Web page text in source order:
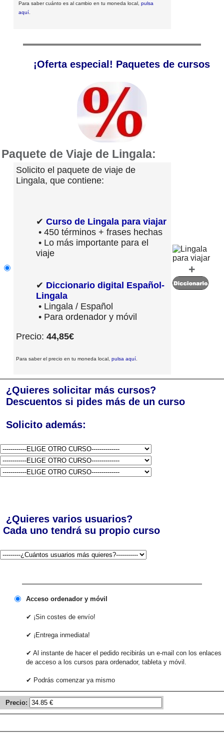
Para saber cuánto es al cambio en tu moneda local, pulsa
aquí.
¡Oferta especial! Paquetes de cursos
Paquete de Viaje de Lingala:
Solicito el paquete de viaje de
Lingala, que contiene:
✔ Curso de Lingala para viajar
• 450 términos + frases hechas
• Lo más importante para el
viaje
✔ Diccionario digital Español-
Lingala
• Lingala / Español
• Para ordenador y móvil
Precio: 44,85€
Para saber el precio en tu moneda local, pulsa aquí.
+
¿Quieres solicitar más cursos?
Descuentos si pides más de un curso
Solicito además:
¿Quieres varios usuarios?
Cada uno tendrá su propio curso
Acceso ordenador y móvil
✔ ¡Sin costes de envío!
✔ ¡Entrega inmediata!
✔ Al instante de hacer el pedido recibirás un e-mail con los enlaces
de acceso a los cursos para ordenador, tableta y móvil.
✔ Podrás comenzar ya mismo
Precio: